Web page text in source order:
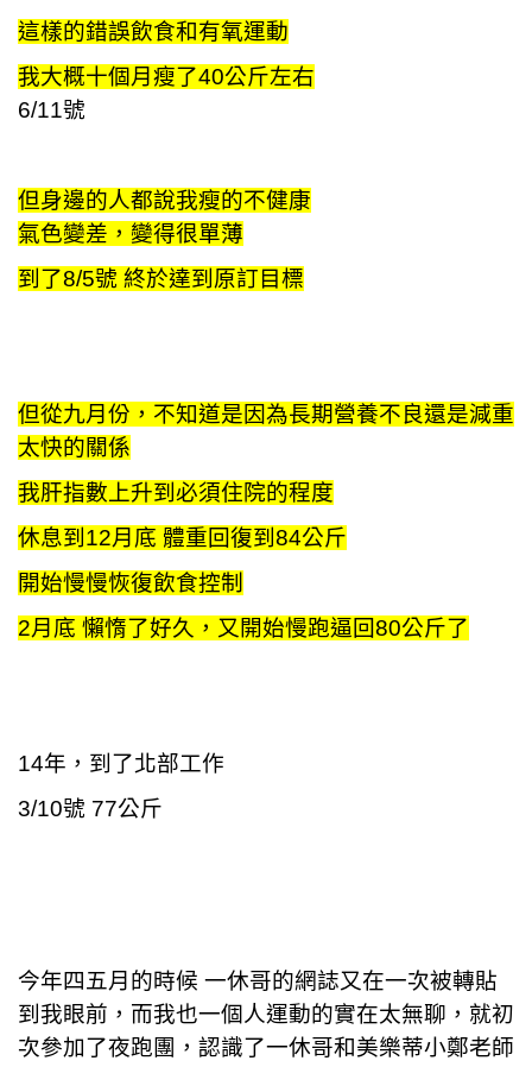
這樣的錯誤飲食和有氧運動
我大概十個月瘦了40公斤左右
6/11號
但身邊的人都說我瘦的不健康
氣色變差，變得很單薄
到了8/5號 終於達到原訂目標
但從九月份，不知道是因為長期營養不良還是減重
太快的關係
我肝指數上升到必須住院的程度
休息到12月底 體重回復到84公斤
開始慢慢恢復飲食控制
2月底 懶惰了好久，又開始慢跑逼回80公斤了
14年，到了北部工作
3/10號 77公斤
今年四五月的時候 一休哥的網誌又在一次被轉貼
到我眼前，而我也一個人運動的實在太無聊 ，就初
次參加了夜跑團，認識了一休哥和美樂蒂小鄭老師